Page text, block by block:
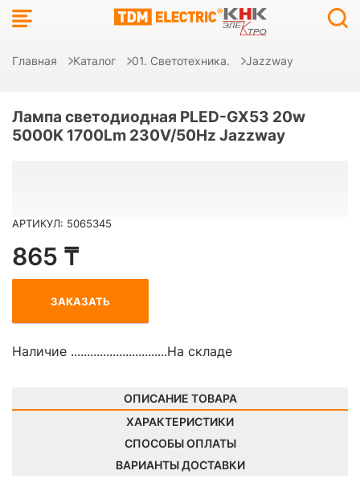
Главная Каталог 01. Светотехника. Jazzway
Лампа светодиодная PLED-GX53 20w
5000K 1700Lm 230V/50Hz Jazzway
АРТИКУЛ: 5065345
865 ₸
ЗАКАЗАТЬ
Наличие ..............................На складе
ОПИСАНИЕ ТОВАРА
ХАРАКТЕРИСТИКИ
СПОСОБЫ ОПЛАТЫ
ВАРИАНТЫ ДОСТАВКИ